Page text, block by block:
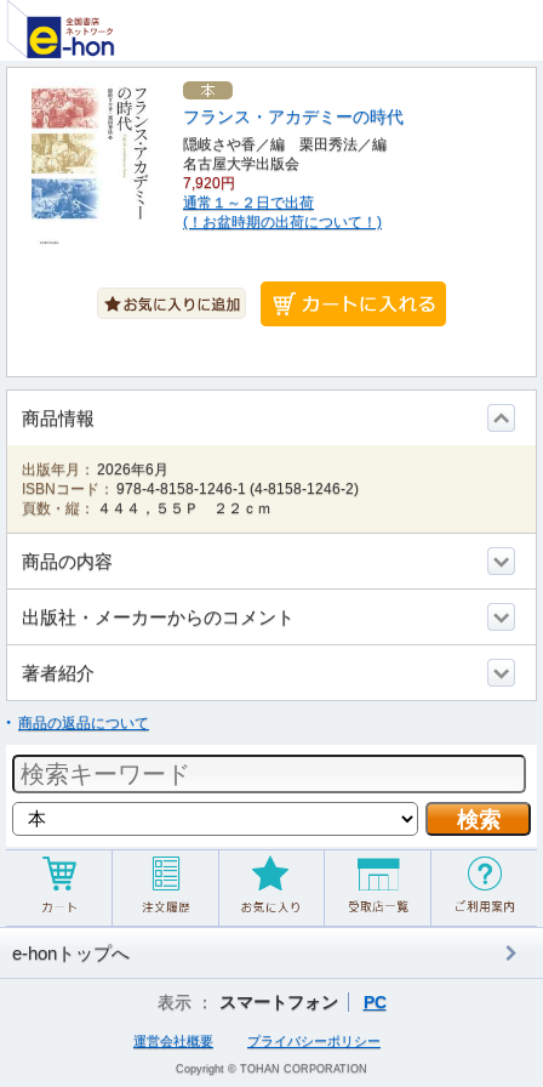
フランス・アカデミーの時代
隠岐さや香／編 栗田秀法／編
名古屋大学出版会
7,920円
通常１～２日で出荷
(！お盆時期の出荷について！)
商品情報
出版年月： 2026年6月
ISBNコード： 978-4-8158-1246-1 (4-8158-1246-2)
頁数・縦：
４４４，５５Ｐ ２２ｃｍ
商品の内容
出版社・メーカーからのコメント
著者紹介
商品の返品について
e-honトップへ
表示 ： スマートフォン PC
運営会社概要 プライバシーポリシー
Copyright © TOHAN CORPORATION